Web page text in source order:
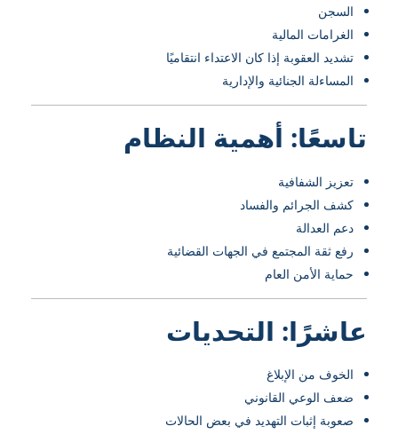
السجن
الغرامات المالية
تشديد العقوبة إذا كان الاعتداء انتقاميًا
المساءلة الجنائية والإدارية
تاسعًا: أهمية النظام
تعزيز الشفافية
كشف الجرائم والفساد
دعم العدالة
رفع ثقة المجتمع في الجهات القضائية
حماية الأمن العام
عاشرًا: التحديات
الخوف من الإبلاغ
ضعف الوعي القانوني
صعوبة إثبات التهديد في بعض الحالات